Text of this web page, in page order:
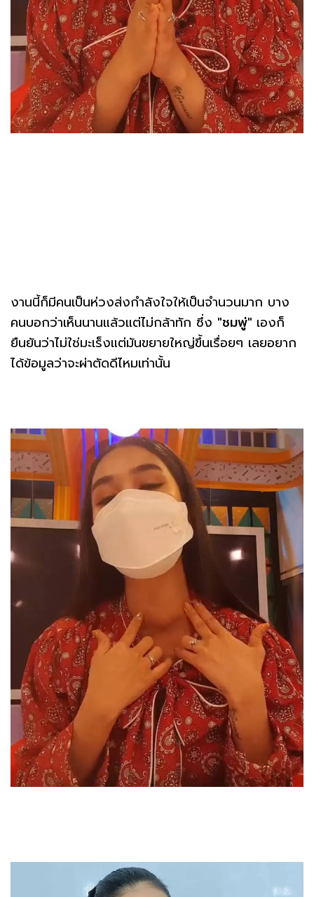
งานนี้ก็มีคนเป็นห่วงส่งกำลังใจให้เป็นจำนวนมาก บาง
คนบอกว่าเห็นนานแล้วแต่ไม่กล้าทัก ซึ่ง "ชมพู่" เองก็
ยืนยันว่าไม่ใช่มะเร็งแต่มันขยายใหญ่ขึ้นเรื่อยๆ เลยอยาก
ได้ข้อมูลว่าจะผ่าตัดดีไหมเท่านั้น